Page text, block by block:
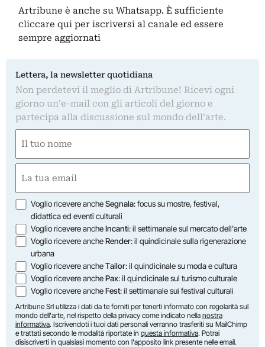
Artribune è anche su Whatsapp. È sufficiente
cliccare qui per iscriversi al canale ed essere
sempre aggiornati
Lettera, la newsletter quotidiana
Non perdetevi il meglio di Artribune! Ricevi ogni
giorno un'e-mail con gli articoli del giorno e
partecipa alla discussione sul mondo dell'arte.
(Required)
First
(Required)
Opzioni
Voglio ricevere ancheSegnala: focus su mostre, festival,
didattica ed eventi culturali
Voglio ricevere ancheIncanti: il settimanale sul mercato dell'arte
Voglio ricevere ancheRender: il quindicinale sulla rigenerazione
urbana
Voglio ricevere ancheTailor: il quindicinale su moda e cultura
Voglio ricevere anchePax: il quindicinale sul turismo culturale
Voglio ricevere ancheFest: il settimanale sui festival culturali
Artribune Srl utilizza i dati da te forniti per tenerti informato con regolarità sul
mondo dell'arte, nel rispetto della privacy come indicato nella nostra
informativa. Iscrivendoti i tuoi dati personali verranno trasferiti su MailChimp
e trattati secondo le modalità riportate in questa informativa. Potrai
disiscriverti in qualsiasi momento con l'apposito link presente nelle email.